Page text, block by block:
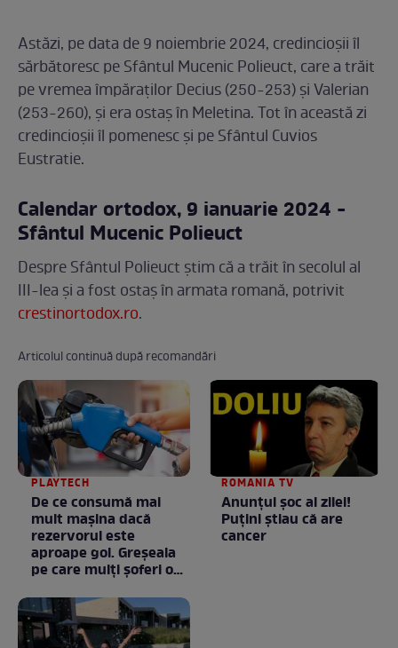
Astăzi, pe data de 9 noiembrie 2024, credincioșii îl
sărbătoresc pe Sfântul Mucenic Polieuct, care a trăit
pe vremea împăraților Decius (250-253) și Valerian
(253-260), și era ostaș în Meletina. Tot în această zi
credincioșii îl pomenesc și pe Sfântul Cuvios
Eustratie.
Calendar ortodox, 9 ianuarie 2024 -
Sfântul Mucenic Polieuct
Despre Sfântul Polieuct știm că a trăit în secolul al
III-lea şi a fost ostaș în armata romană, potrivit
crestinortodox.ro.
Articolul continuă după recomandări
PLAYTECH
De ce consumă mai
mult mașina dacă
rezervorul este
aproape gol. Greșeala
pe care mulți șoferi o
ROMANIA TV
Anunţul şoc al zilei!
Puţini ştiau că are
cancer